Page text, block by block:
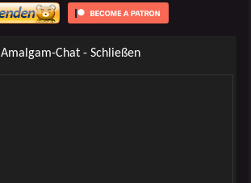
Amalgam-Chat - Schließen